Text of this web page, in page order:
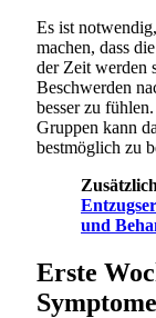
Es ist
machen, dass
der Zeit werden
Beschwerden
besser zu
Gruppen kann
bestmöglich zu
und
Erste
Symptome